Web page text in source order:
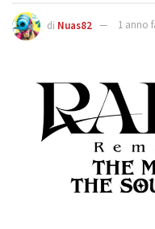
di Nuas82 1 anno